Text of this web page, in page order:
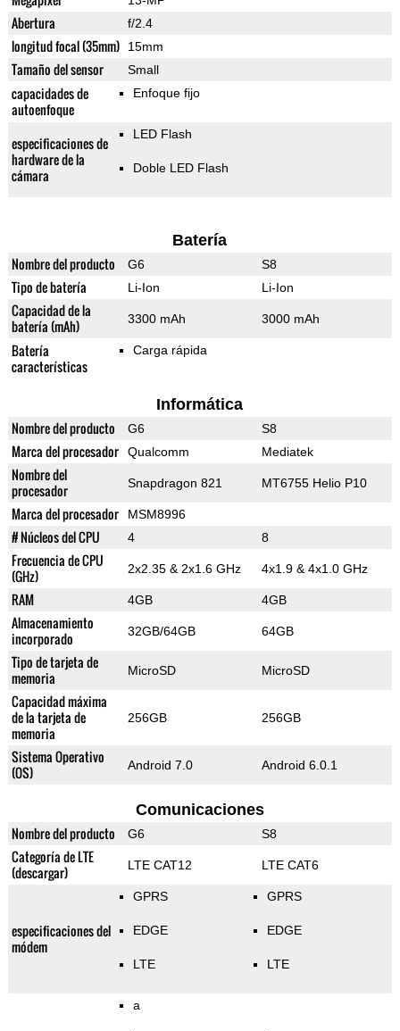
Abertura f/2.4
longitud focal (35mm) 15mm
Tamaño del sensor Small
capacidades de
autoenfoque
Enfoque fijo
especificaciones de
hardware de la
cámara
LED Flash
Doble LED Flash
Batería
Nombre del producto G6 S8
Tipo de batería Li-Ion Li-Ion
Capacidad de la
batería (mAh)
3300 mAh 3000 mAh
Batería
características
Carga rápida
Informática
Nombre del producto G6 S8
Marca del procesador Qualcomm Mediatek
Nombre del
procesador
Snapdragon 821 MT6755 Helio P10
Marca del procesador MSM8996
# Núcleos del CPU 4 8
Frecuencia de CPU
(GHz)
2x2.35 & 2x1.6 GHz 4x1.9 & 4x1.0 GHz
RAM 4GB 4GB
Almacenamiento
incorporado
32GB/64GB 64GB
Tipo de tarjeta de
memoria
MicroSD MicroSD
Capacidad máxima
de la tarjeta de
memoria
256GB 256GB
Sistema Operativo
(OS)
Android 7.0 Android 6.0.1
Comunicaciones
Nombre del producto G6 S8
Categoría de LTE
(descargar)
LTE CAT12 LTE CAT6
especificaciones del
módem
GPRS
EDGE
LTE
GPRS
EDGE
LTE
a